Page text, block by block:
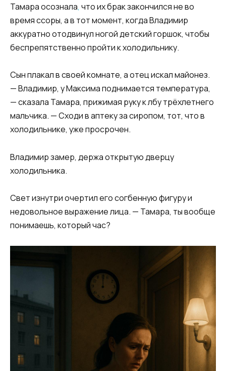
Тамара осознала, что их брак закончился не во
время ссоры, а в тот момент, когда Владимир
аккуратно отодвинул ногой детский горшок, чтобы
беспрепятственно пройти к холодильнику.
Сын плакал в своей комнате, а отец искал майонез.
— Владимир, у Максима поднимается температура,
— сказала Тамара, прижимая руку к лбу трёхлетнего
мальчика. — Сходи в аптеку за сиропом, тот, что в
холодильнике, уже просрочен.
Владимир замер, держа открытую дверцу
холодильника.
Свет изнутри очертил его согбенную фигуру и
недовольное выражение лица. — Тамара, ты вообще
понимаешь, который час?